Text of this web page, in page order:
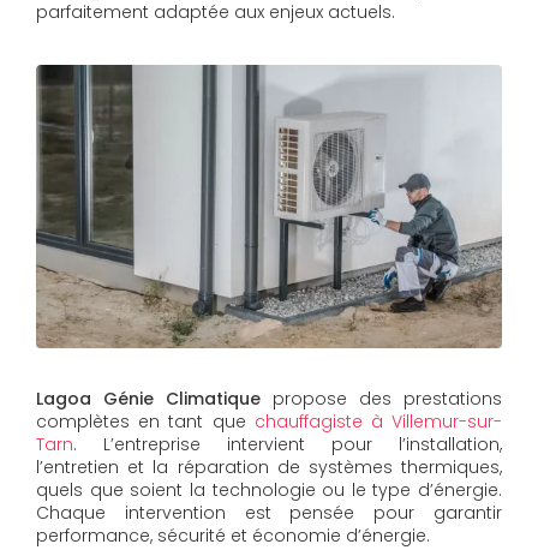
parfaitement adaptée aux enjeux actuels.
Lagoa Génie Climatique propose des prestations
complètes en tant que chauffagiste à Villemur-sur-
Tarn. L’entreprise intervient pour l’installation,
l’entretien et la réparation de systèmes thermiques,
quels que soient la technologie ou le type d’énergie.
Chaque intervention est pensée pour garantir
performance, sécurité et économie d’énergie.